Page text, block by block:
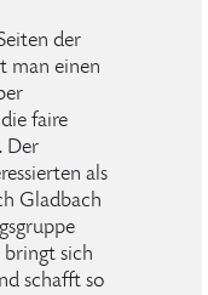
der
man einen
faire
Der
als
Gladbach
sich
schafft so